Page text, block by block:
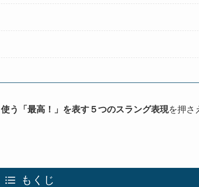
う「最高！」 を表す５つのスラング表現を押さ
もくじ